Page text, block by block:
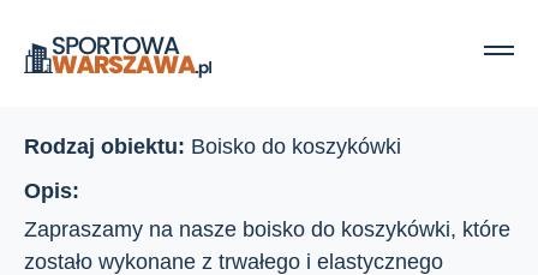
Strona główna Ośrodki sportu
Syrenka, Uprawna 9/17
Rodzaj obiektu: Boisko do koszykówki
Opis:
Zapraszamy na nasze boisko do koszykówki, które
zostało wykonane z trwałego i elastycznego